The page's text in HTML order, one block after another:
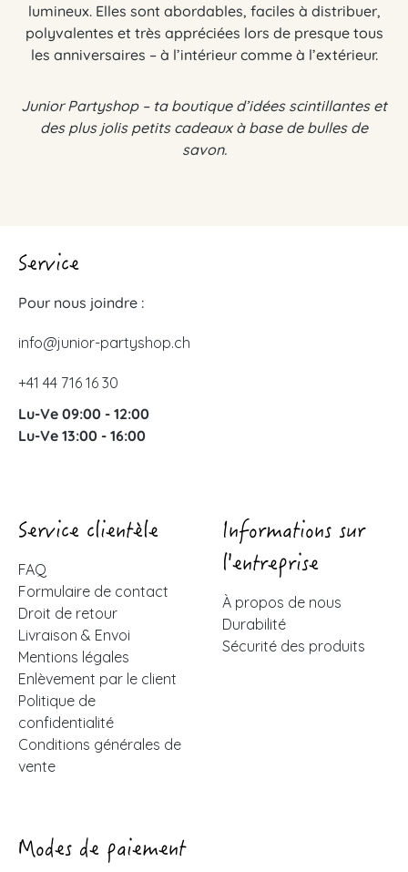
lumineux. Elles sont abordables, faciles à distribuer,
polyvalentes et très appréciées lors de presque tous
les anniversaires – à l’intérieur comme à l’extérieur.
Junior Partyshop – ta boutique d’idées scintillantes et
des plus jolis petits cadeaux à base de bulles de
savon.
Service
Pour nous joindre :
info@junior-partyshop.ch
+41 44 716 16 30
Lu-Ve 09:00 - 12:00
Lu-Ve 13:00 - 16:00
Service clientèle
FAQ
Formulaire de contact
Droit de retour
Livraison & Envoi
Mentions légales
Enlèvement par le client
Politique de
confidentialité
Conditions générales de
vente
Informations sur
l'entreprise
À propos de nous
Durabilité
Sécurité des produits
Modes de paiement